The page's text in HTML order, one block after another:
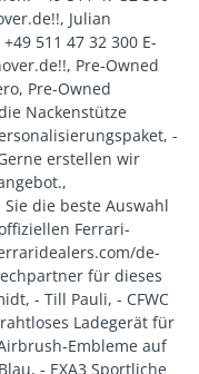
Julian
511 47 32 300 E-
Pre-Owned
Pre-Owned
Nackenstütze
-
erstellen wir
die beste Auswahl
Ferrari-
de-
für dieses
- Till Pauli, - CFWC
Ladegerät für
Embleme auf
- EXA3 Sportliche